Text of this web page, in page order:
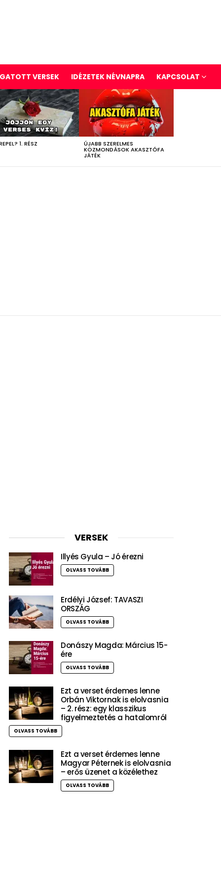
VERSEK IDÉZETEK NÉVNAPRA KAPCSOLAT
1. RÉSZ ÚJABB SZERELMES
KÖZMONDÁSOK AKASZTÓFA
JÁTÉK
VERSEK
Illyés Gyula – Jó érezni
OLVASS TOVÁBB
Erdélyi József: TAVASZI
ORSZÁG
OLVASS TOVÁBB
Donászy Magda: Március 15-
ére
OLVASS TOVÁBB
Ezt a verset érdemes lenne
Orbán Viktornak is elolvasnia
– 2. rész: egy klasszikus
figyelmeztetés a hatalomról
OLVASS TOVÁBB
Ezt a verset érdemes lenne
Magyar Péternek is elolvasnia
– erős üzenet a közélethez
OLVASS TOVÁBB